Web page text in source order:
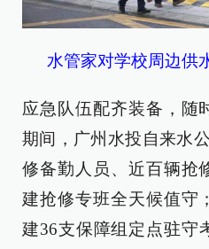
水管家对学校周边供
应急队伍配齐装备，随
期间，广州水投自来水
修备勤人员、近百辆抢
建抢修专班全天候值守
建36支保障组定点驻守